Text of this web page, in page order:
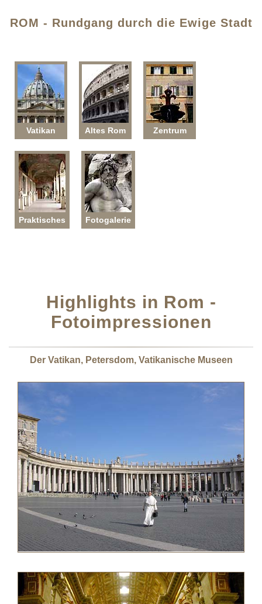
ROM - Rundgang durch die Ewige Stadt
Vatikan Altes Rom Zentrum
Praktisches Fotogalerie
Highlights in Rom -
Fotoimpressionen
Der Vatikan, Petersdom, Vatikanische Museen